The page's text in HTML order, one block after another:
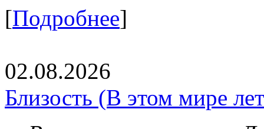
[Подробнее]
02.08.2026
Близость (В этом мире